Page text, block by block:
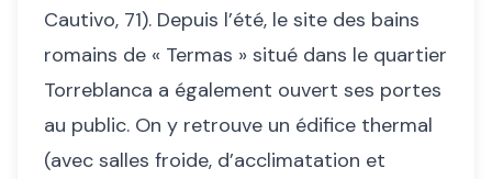
Cautivo, 71). Depuis l’été, le site des bains
romains de « Termas » situé dans le quartier
Torreblanca a également ouvert ses portes
au public. On y retrouve un édifice thermal
(avec salles froide, d’acclimatation et